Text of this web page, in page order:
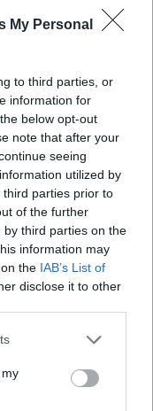
My Personal
to third parties, or
information for
below opt-out
note that after your
seeing
utilized by
parties prior to
of the further
third parties on the
information may
the IAB’s List of
disclose it to other
or more Google
You may click to
third-party tags to